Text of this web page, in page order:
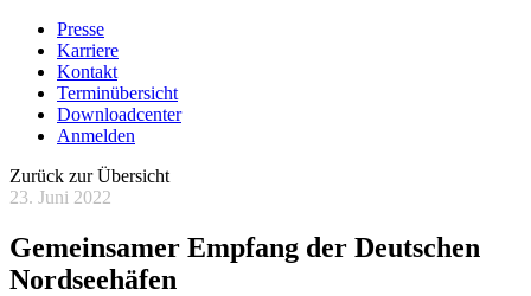
Presse
Karriere
Kontakt
Terminübersicht
Downloadcenter
Anmelden
Zurück zur Übersicht
23. Juni 2022
Gemeinsamer Empfang der Deutschen
Nordseehäfen